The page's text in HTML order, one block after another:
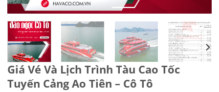
Giá Vé Và Lịch Trình Tàu Cao Tốc
Tuyến Cảng Ao Tiên – Cô Tô